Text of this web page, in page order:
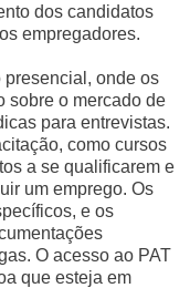
dos candidatos
empregadores.
presencial, onde os
sobre o mercado de
para entrevistas.
como cursos
a se qualificarem e
um emprego. Os
e os
O acesso ao PAT
que esteja em